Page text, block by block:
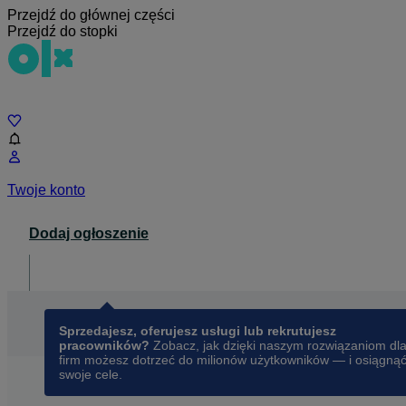
Przejdź do głównej części
Przejdź do stopki
Twoje konto
Dodaj ogłoszenie
Sprzedajesz, oferujesz usługi lub rekrutujesz
pracowników? Zobacz, jak dzięki naszym rozwiązaniom dla
firm możesz dotrzeć do milionów użytkowników — i osiągnąć
swoje cele.